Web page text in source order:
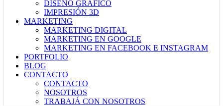
DISEÑO GRÁFICO
IMPRESIÓN 3D
MARKETING
MARKETING DIGITAL
MARKETING EN GOOGLE
MARKETING EN FACEBOOK E INSTAGRAM
PORTFOLIO
BLOG
CONTACTO
CONTACTO
NOSOTROS
TRABAJÁ CON NOSOTROS